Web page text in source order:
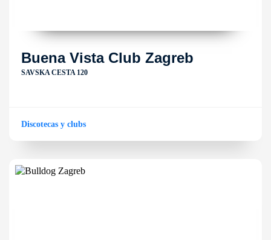
Buena Vista Club Zagreb
SAVSKA CESTA 120
Discotecas y clubs